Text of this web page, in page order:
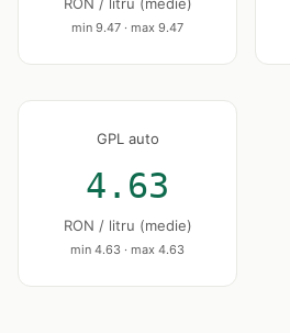
min 9.47 · max 9.47
GPL auto
4.63
RON / litru (medie)
min 4.63 · max 4.63